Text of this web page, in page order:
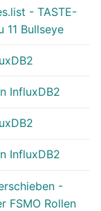
- TASTE-
11 Bullseye
InfluxDB2
InfluxDB2
-
FSMO Rollen